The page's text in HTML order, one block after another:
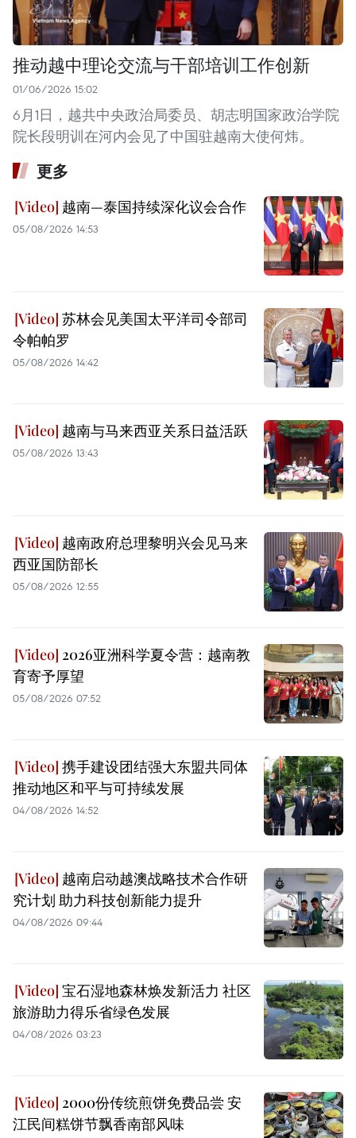
推动越中理论交流与干部培训工作创新
01/06/2026 15:02
6月1日，越共中央政治局委员、胡志明国家政治学院
院长段明训在河内会见了中国驻越南大使何炜。
更多
越南—泰国持续深化议会合作
05/08/2026 14:53
苏林会见美国太平洋司令部司
令帕帕罗
05/08/2026 14:42
越南与马来西亚关系日益活跃
05/08/2026 13:43
越南政府总理黎明兴会见马来
西亚国防部长
05/08/2026 12:55
2026亚洲科学夏令营：越南教
育寄予厚望
05/08/2026 07:52
携手建设团结强大东盟共同体
推动地区和平与可持续发展
04/08/2026 14:52
越南启动越澳战略技术合作研
究计划 助力科技创新能力提升
04/08/2026 09:44
宝石湿地森林焕发新活力 社区
旅游助力得乐省绿色发展
04/08/2026 03:23
2000份传统煎饼免费品尝 安
江民间糕饼节飘香南部风味